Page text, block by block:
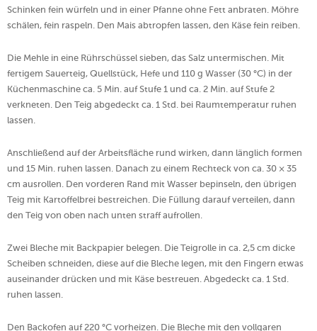
Schinken fein würfeln und in einer Pfanne ohne Fett anbraten. Möhre
schälen, fein raspeln. Den Mais abtropfen lassen, den Käse fein reiben.
Die Mehle in eine Rührschüssel sieben, das Salz untermischen. Mit
fertigem Sauerteig, Quellstück, Hefe und 110 g Wasser (30 °C) in der
Küchenmaschine ca. 5 Min. auf Stufe 1 und ca. 2 Min. auf Stufe 2
verkneten. Den Teig abgedeckt ca. 1 Std. bei Raumtemperatur ruhen
lassen.
Anschließend auf der Arbeitsfläche rund wirken, dann länglich formen
und 15 Min. ruhen lassen. Danach zu einem Rechteck von ca. 30 × 35
cm ausrollen. Den vorderen Rand mit Wasser bepinseln, den übrigen
Teig mit Kartoffelbrei bestreichen. Die Füllung darauf verteilen, dann
den Teig von oben nach unten straff aufrollen.
Zwei Bleche mit Backpapier belegen. Die Teigrolle in ca. 2,5 cm dicke
Scheiben schneiden, diese auf die Bleche legen, mit den Fingern etwas
auseinander drücken und mit Käse bestreuen. Abgedeckt ca. 1 Std.
ruhen lassen.
Den Backofen auf 220 °C vorheizen. Die Bleche mit den vollgaren